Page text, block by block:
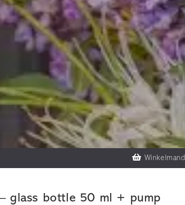
Winkelmand
glass bottle 50 ml + pump